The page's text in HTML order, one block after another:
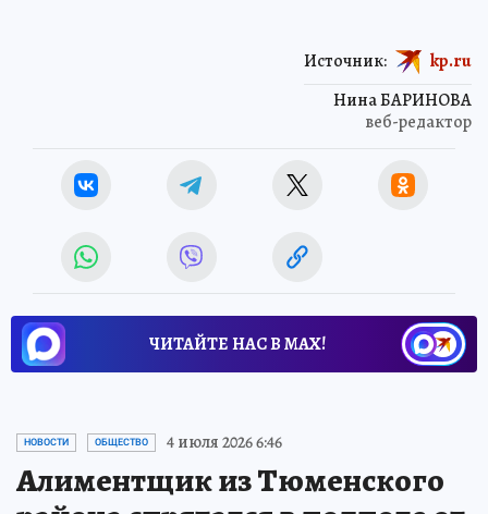
Нина БАРИНОВА
веб-редактор
Источник: kp.ru
ЧИТАЙТЕ НАС В МАХ!
НОВОСТИ ОБЩЕСТВО 4 июля 2026 6:46
Алиментщик из Тюменского